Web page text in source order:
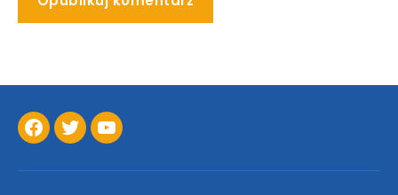
Facebook
TwitterYouTube